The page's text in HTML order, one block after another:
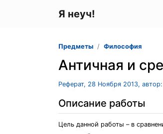
Я неуч!
Предметы Философия
Античная и
Реферат, 28 Ноября 2013,
Описание работы
Цель данной работы – в